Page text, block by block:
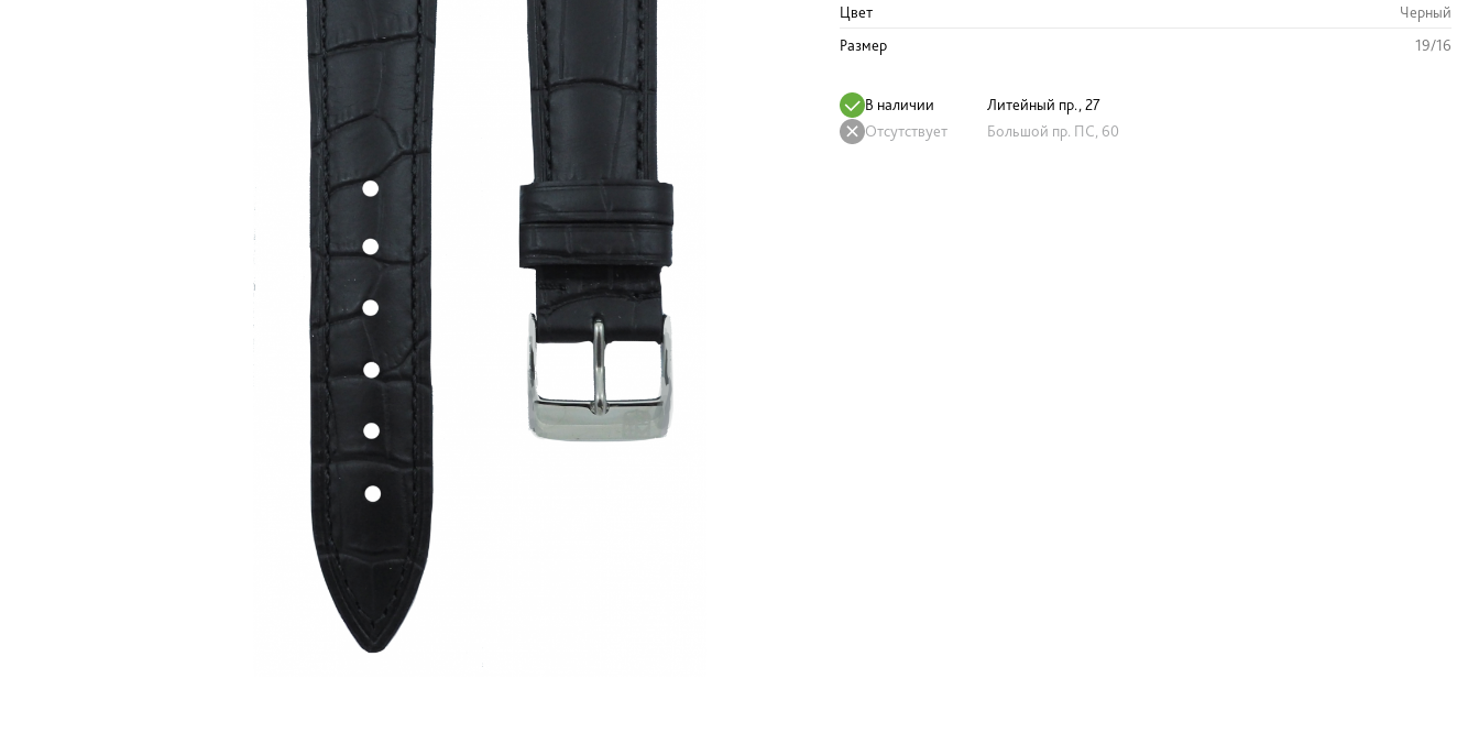
Цвет
Черный
Размер
19/16
В наличии
Литейный пр., 27
Отсутствует
Большой пр. ПС, 60